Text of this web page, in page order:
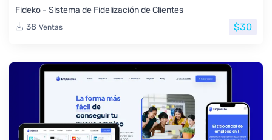
Fideko - Sistema de Fidelización de Clientes
38 Ventas $30